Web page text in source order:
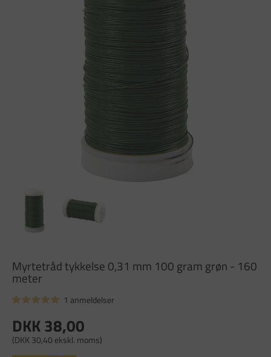
Myrtetråd tykkelse 0,31 mm 100 gram grøn - 160
meter
1 anmeldelser
DKK 38,00
(DKK 30,40 ekskl. moms)